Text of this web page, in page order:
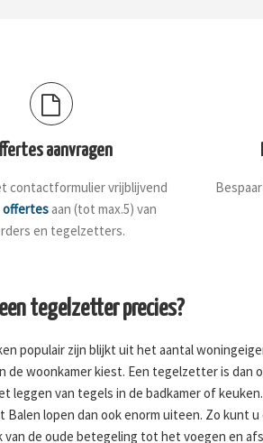
aanvragen
contactformulier vrijblijvend
offertes aan (tot max.5) van
en tegelzetters.
tegelzetter precies?
populair zijn blijkt uit het aantal
de woonkamer kiest. Een tegelzetter is dan
leggen van tegels in de badkamer of
lopen dan ook enorm uiteen. Zo kunt
de oude betegeling tot het voegen en